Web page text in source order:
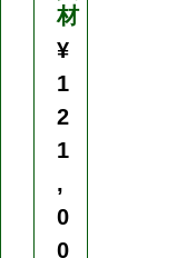
材
¥
1
2
1
,
0
0